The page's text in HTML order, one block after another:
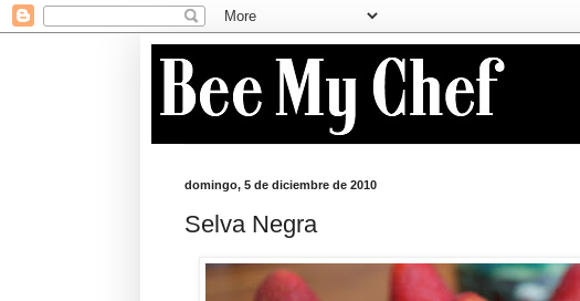
domingo, 5 de diciembre de 2010
Selva Negra